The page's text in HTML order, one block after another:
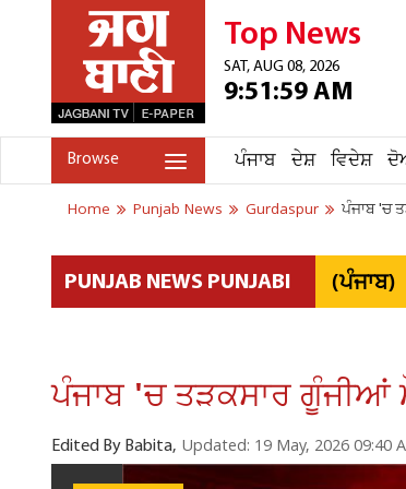
Top News
SAT, AUG 08, 2026
9:51:59 AM
Browse ਪੰਜਾਬ ਦੇਸ਼ ਵਿਦੇਸ਼
Home Punjab News Gurdaspur ਪੰਜਾਬ 'ਚ
PUNJAB NEWS PUNJABI (ਪੰਜਾਬ)
ਪੰਜਾਬ 'ਚ ਤੜਕਸਾਰ ਗੂੰਜੀਆਂ
Edited By Babita, Updated: 19 May, 2026 09:40